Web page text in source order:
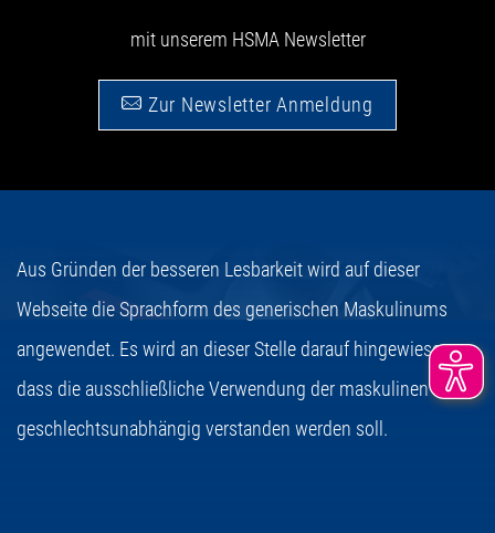
mit unserem HSMA Newsletter
Zur Newsletter Anmeldung
Aus Gründen der besseren Lesbarkeit wird auf dieser
Webseite die Sprachform des generischen Maskulinums
angewendet. Es wird an dieser Stelle darauf hingewiesen,
dass die ausschließliche Verwendung der maskulinen Form
geschlechtsunabhängig verstanden werden soll.